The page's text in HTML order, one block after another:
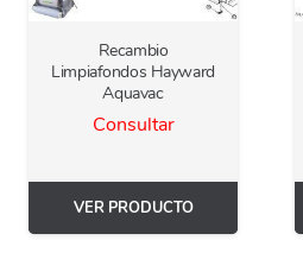
Recambio
Limpiafondos Hayward
Aquavac
Consultar
VER PRODUCTO